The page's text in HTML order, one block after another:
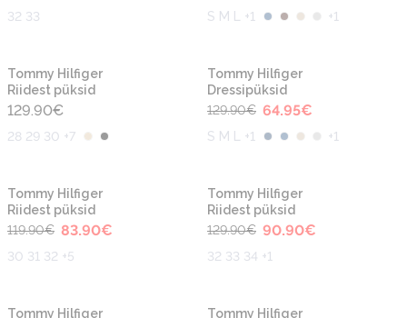
32 33 S M L +1 +1
Tommy Hilfiger
Riidest püksid
129.90€
28 29 30 +7
-50%
Tommy Hilfiger
Dressipüksid
129.90€ 64.95€
S M L +1 +1
-30%
Tommy Hilfiger
Riidest püksid
119.90€ 83.90€
30 31 32 +5
-30%
Tommy Hilfiger
Riidest püksid
129.90€ 90.90€
32 33 34 +1
Tommy Hilfiger
-30%
Tommy Hilfiger